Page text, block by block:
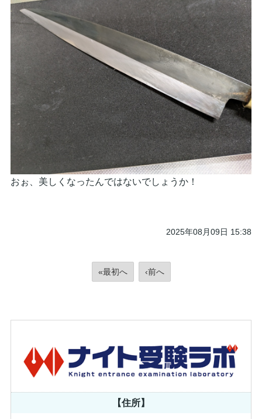
おぉ、美しくなったんではないでしょうか！
2025年08月09日 15:38
«最初へ ‹前へ
【住所】